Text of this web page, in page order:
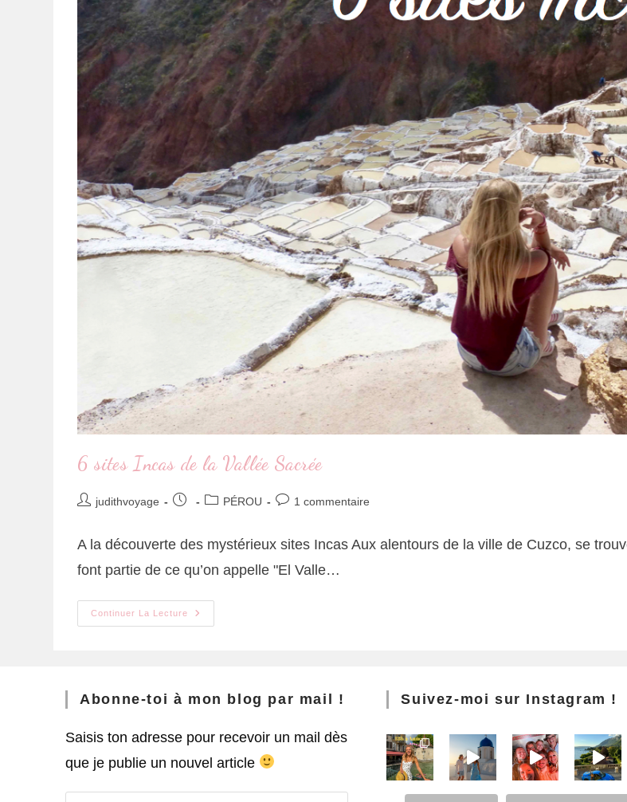
6 sites Incas de la Vallée Sacrée
judithvoyage PÉROU 1 commentaire
A la découverte des mystérieux sites Incas Aux alentours de la ville de Cuzco, se
font partie de ce qu’on appelle "El Valle…
Continuer La Lecture
Abonne-toi à mon blog par mail !
Saisis ton adresse pour recevoir un mail dès
que je publie un nouvel article
Suivez-moi sur Instagram !